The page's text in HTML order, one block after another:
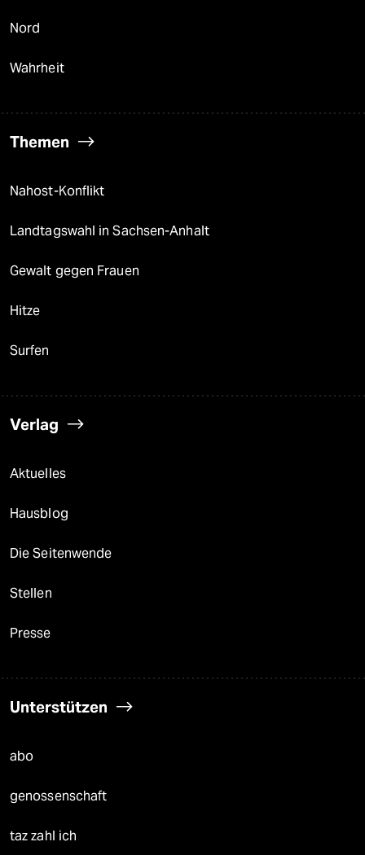
Nord
Wahrheit
Themen
Nahost-Konflikt
Landtagswahl in Sachsen-Anhalt
Gewalt gegen Frauen
Hitze
Surfen
Verlag
Aktuelles
Hausblog
Die Seitenwende
Stellen
Presse
Unterstützen
abo
genossenschaft
taz zahl ich